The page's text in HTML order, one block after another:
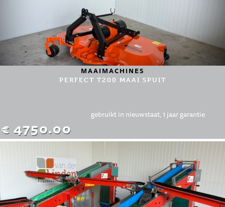
MAAIMACHINES
PERFECT T200 MAAI SPUIT
€ 4750.00
gebruikt in nieuwstaat, 1 jaar garantie